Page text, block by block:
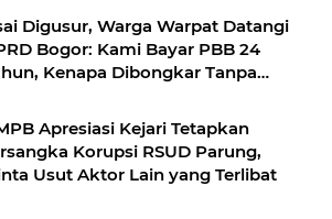
Digusur, Warga Warpat Datangi
Bogor: Kami Bayar PBB 24
Kenapa Dibongkar Tanpa
Apresiasi Kejari Tetapkan
Korupsi RSUD Parung,
Usut Aktor Lain yang Terlibat